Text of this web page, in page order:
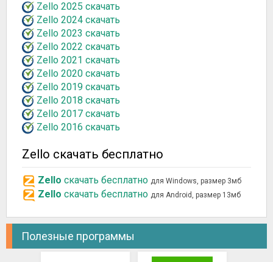
Zello 2025 скачать
Zello 2024 скачать
Zello 2023 скачать
Zello 2022 скачать
Zello 2021 скачать
Zello 2020 скачать
Zello 2019 скачать
Zello 2018 скачать
Zello 2017 скачать
Zello 2016 скачать
Zello скачать бесплатно
Zello скачать бесплатно для Windows, размер 3мб
Zello скачать бесплатно для Android, размер 13мб
Полезные программы